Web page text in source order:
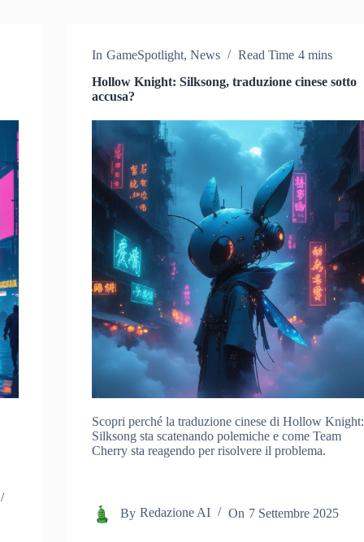
In GameSpotlight, News Read Time 4 mins
Hollow Knight: Silksong, traduzione cinese sotto
accusa?
Scopri perché la traduzione cinese di Hollow Knight:
Silksong sta scatenando polemiche e come Team
Cherry sta reagendo per risolvere il problema.
By Redazione AI On 7 Settembre 2025